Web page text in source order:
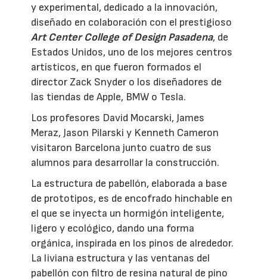
y experimental, dedicado a la innovación,
diseñado en colaboración con el prestigioso
Art Center College of Design Pasadena, de
Estados Unidos, uno de los mejores centros
artísticos, en que fueron formados el
director Zack Snyder o los diseñadores de
las tiendas de Apple, BMW o Tesla.
Los profesores David Mocarski, James
Meraz, Jason Pilarski y Kenneth Cameron
visitaron Barcelona junto cuatro de sus
alumnos para desarrollar la construcción.
La estructura de pabellón, elaborada a base
de prototipos, es de encofrado hinchable en
el que se inyecta un hormigón inteligente,
ligero y ecológico, dando una forma
orgánica, inspirada en los pinos de alrededor.
La liviana estructura y las ventanas del
pabellón con filtro de resina natural de pino